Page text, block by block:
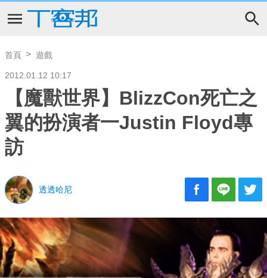
首頁 遊戲
2012.01.12 10:17
【魔獸世界】BlizzCon死亡之
翼的扮演者一Justin Floyd專
訪
透透哈尼